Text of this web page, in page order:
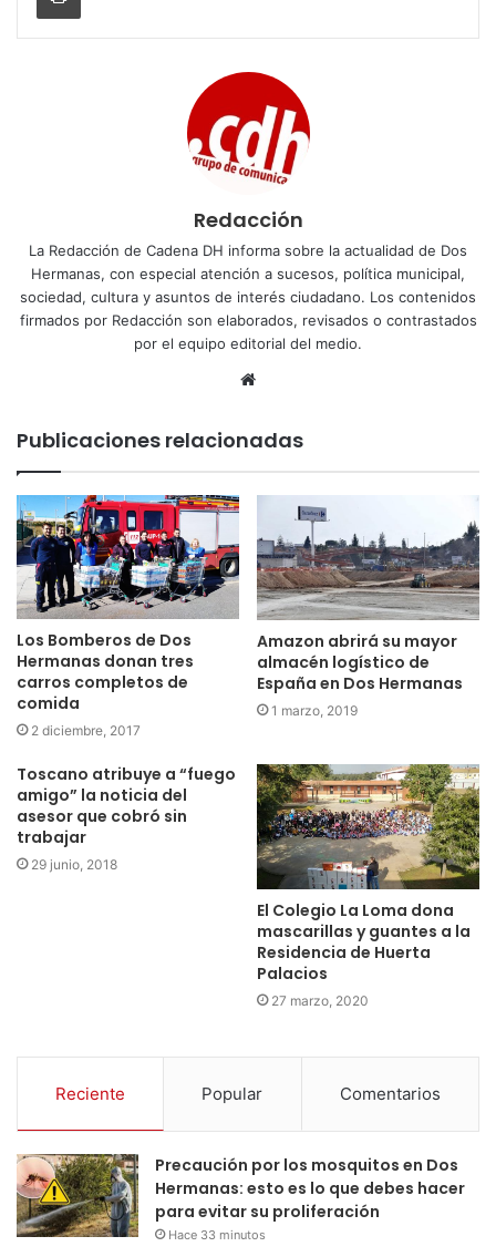
Redacción
La Redacción de Cadena DH informa sobre la actualidad de Dos
Hermanas, con especial atención a sucesos, política municipal,
sociedad, cultura y asuntos de interés ciudadano. Los contenidos
firmados por Redacción son elaborados, revisados o contrastados
por el equipo editorial del medio.
Sitio
Publicaciones relacionadas
Los Bomberos de Dos
Hermanas donan tres
carros completos de
comida
2 diciembre, 2017
Amazon abrirá su mayor
almacén logístico de
España en Dos Hermanas
1 marzo, 2019
Toscano atribuye a “fuego
amigo” la noticia del
asesor que cobró sin
trabajar
29 junio, 2018
El Colegio La Loma dona
mascarillas y guantes a la
Residencia de Huerta
Palacios
27 marzo, 2020
Reciente Popular Comentarios
Precaución por los mosquitos en Dos
Hermanas: esto es lo que debes hacer
para evitar su proliferación
Hace 33 minutos